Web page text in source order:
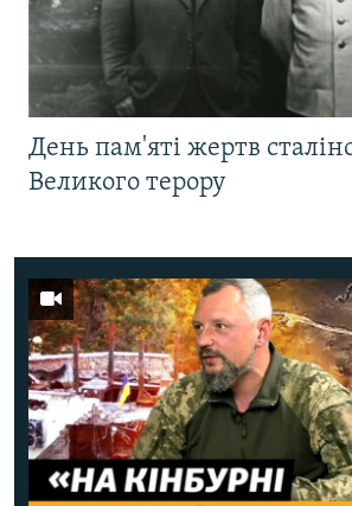
День пам'яті жертв
Великого терору